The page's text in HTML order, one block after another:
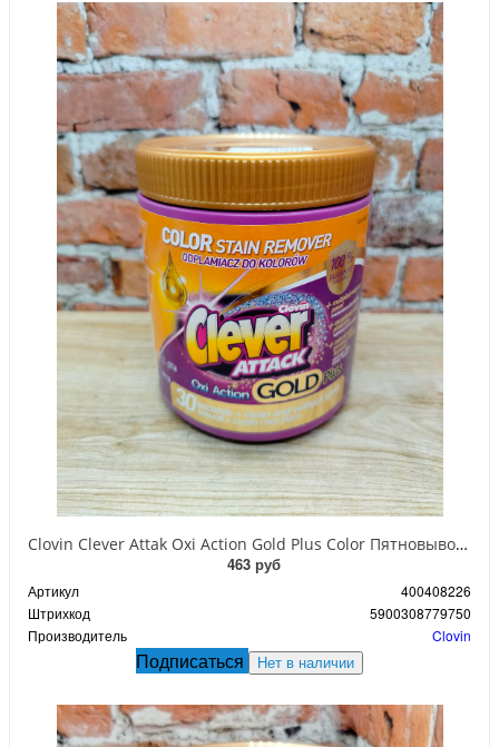
Clovin Clever Attak Oxi Action Gold Plus Color Пятновыводитель универсальный для цветных тканей 730 гр
463 руб
Артикул
400408226
Штрихкод
5900308779750
Производитель
Clovin
Подписаться Нет в наличии